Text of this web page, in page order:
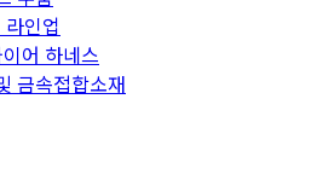
라인업
어 하네스
금속접합소재